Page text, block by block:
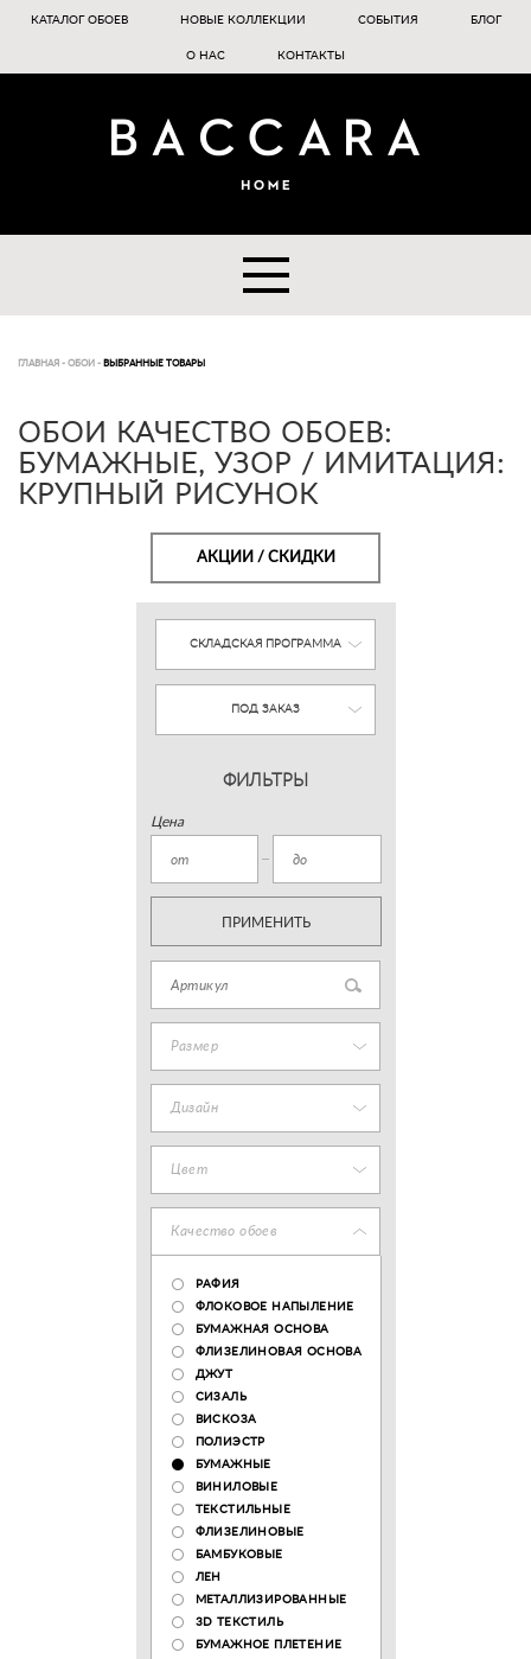
КАТАЛОГ ОБОЕВ НОВЫЕ КОЛЛЕКЦИИ СОБЫТИЯ БЛОГ
О НАС КОНТАКТЫ
ГЛАВНАЯ - ОБОИ - ВЫБРАННЫЕ ТОВАРЫ
ОБОИ КАЧЕСТВО ОБОЕВ:
БУМАЖНЫЕ, УЗОР / ИМИТАЦИЯ:
КРУПНЫЙ РИСУНОК
АКЦИИ / СКИДКИ
СКЛАДСКАЯ ПРОГРАММА
ПОД ЗАКАЗ
ФИЛЬТРЫ
Цена
ПРИМЕНИТЬ
Размер
Дизайн
Цвет
Качество обоев
РАФИЯ
ФЛОКОВОЕ НАПЫЛЕНИЕ
БУМАЖНАЯ ОСНОВА
ФЛИЗЕЛИНОВАЯ ОСНОВА
ДЖУТ
СИЗАЛЬ
ВИСКОЗА
ПОЛИЭСТР
БУМАЖНЫЕ
ВИНИЛОВЫЕ
ТЕКСТИЛЬНЫЕ
ФЛИЗЕЛИНОВЫЕ
БАМБУКОВЫЕ
ЛЕН
МЕТАЛЛИЗИРОВАННЫЕ
3D ТЕКСТИЛЬ
БУМАЖНОЕ ПЛЕТЕНИЕ